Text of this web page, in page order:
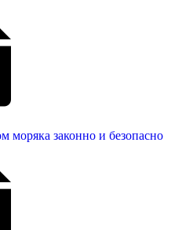
моряка законно и безопасно